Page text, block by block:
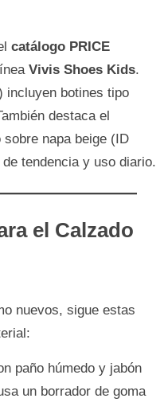
catálogo PRICE
Vivis Shoes Kids.
incluyen botines tipo
destaca el
napa beige (ID
tendencia y uso diario.
el Calzado
nuevos, sigue estas
paño húmedo y jabón
un borrador de goma